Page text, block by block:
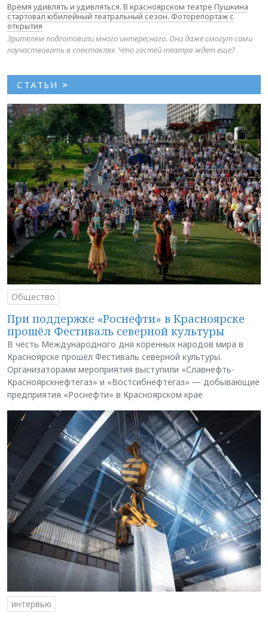
Время удивлять и удивляться. В красноярском театре Пушкина
стартовал юбилейный театральный сезон. Фоторепортаж с
открытия
Зрителям подготовили много интересного. Они даже смогут сами
поучаствовать в спектаклях. Что гостей театра ждет еще?
СТАТЬИ >
Общество
При поддержке «Роснефти» в Красноярске
прошёл Фестиваль северной культуры
В честь Международного дня коренных народов мира в
Красноярске прошёл Фестиваль северной культуры.
Организаторами мероприятия выступили «Славнефть-
Красноярскнефтегаз» и «Востсибнефтегаз» — добывающие
предприятия «Роснефти» в Красноярском крае
интервью